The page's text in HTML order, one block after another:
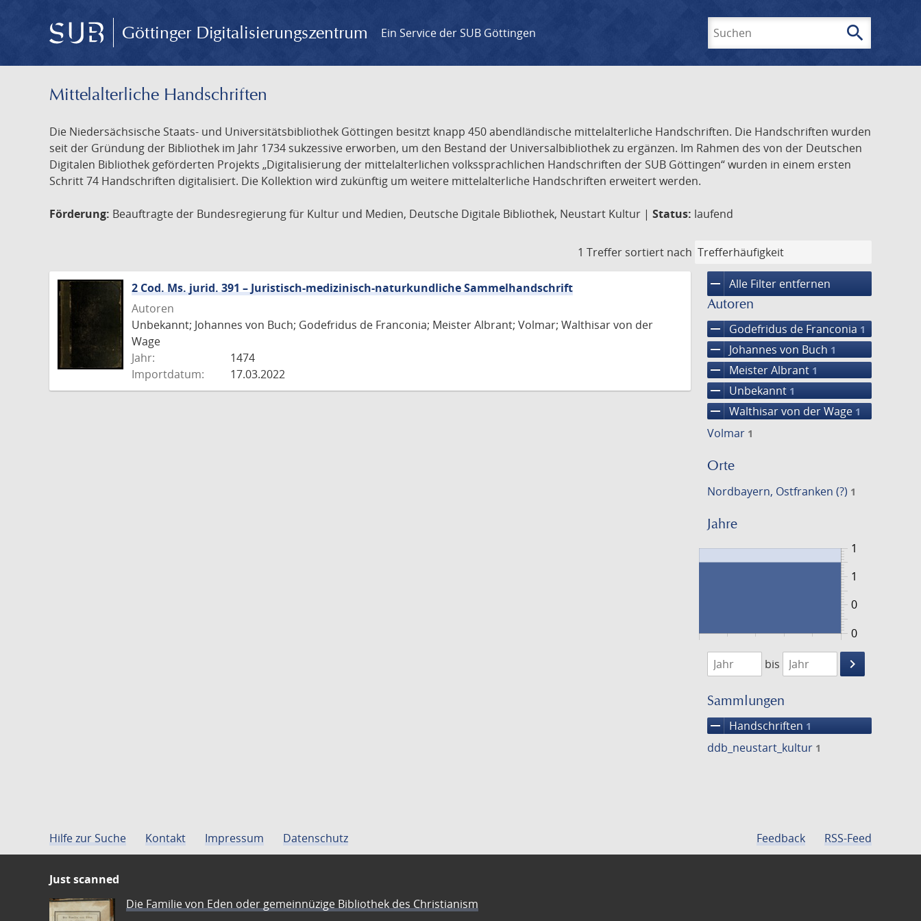
Göttinger Digitalisierungszentrum Ein Service der SUB Göttingen search
Mittelalterliche Handschriften
Die Niedersächsische Staats- und Universitätsbibliothek Göttingen besitzt knapp 450 abendländische mittelalterliche Handschriften. Die Handschriften wurden
seit der Gründung der Bibliothek im Jahr 1734 sukzessive erworben, um den Bestand der Universalbibliothek zu ergänzen. Im Rahmen des von der Deutschen
Digitalen Bibliothek geförderten Projekts „Digitalisierung der mittelalterlichen volkssprachlichen Handschriften der SUB Göttingen“ wurden in einem ersten
Schritt 74 Handschriften digitalisiert. Die Kollektion wird zukünftig um weitere mittelalterliche Handschriften erweitert werden.
Förderung: Beauftragte der Bundesregierung für Kultur und Medien, Deutsche Digitale Bibliothek, Neustart Kultur | Status: laufend
1 Treffer sortiert nach
remove Alle Filter entfernen
Autoren
remove Godefridus de Franconia 1
remove Johannes von Buch 1
remove Meister Albrant 1
remove Unbekannt 1
remove Walthisar von der Wage 1
Volmar 1
Orte
Nordbayern, Ostfranken (?) 1
Jahre
0
1
0
1
1474
1475
bis
keyboard_arrow_right
Suche
Sammlungen
remove Handschriften 1
ddb_neustart_kultur 1
2 Cod. Ms. jurid. 391 – Juristisch-medizinisch-naturkundliche Sammelhandschrift
Autoren
Unbekannt; Johannes von Buch; Godefridus de Franconia; Meister Albrant; Volmar; Walthisar von der
Wage
Jahr:
1474
Importdatum:
17.03.2022
Hilfe zur Suche Kontakt Impressum Datenschutz Feedback RSS-Feed
Just scanned
Die Familie von Eden oder gemeinnüzige Bibliothek des Christianism